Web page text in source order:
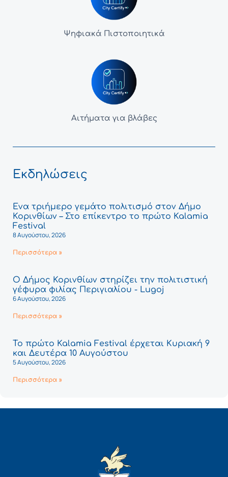
Ψηφιακά Πιστοποιητικά
Αιτήματα για βλάβες
Εκδηλώσεις
Ένα τριήμερο γεμάτο πολιτισμό στον Δήμο
Κορινθίων – Στο επίκεντρο το πρώτο Kalamia
Festival
8 Αυγούστου, 2026
Περισσότερα »
Ο Δήμος Κορινθίων στηρίζει την πολιτιστική
γέφυρα φιλίας Περιγιαλίου - Lugoj
6 Αυγούστου, 2026
Περισσότερα »
Το πρώτο Kalamia Festival έρχεται Κυριακή 9
και Δευτέρα 10 Αυγούστου
5 Αυγούστου, 2026
Περισσότερα »